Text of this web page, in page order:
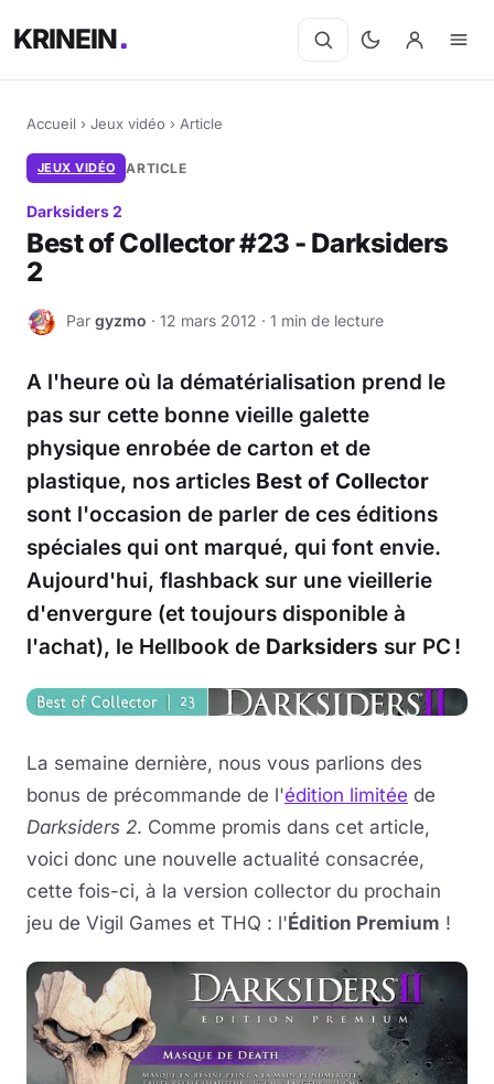
KRINEIN
Accueil › Jeux vidéo › Article
JEUX VIDÉO ARTICLE
Darksiders 2
Best of Collector #23 - Darksiders
2
G Par gyzmo · 12 mars 2012 · 1 min de lecture
A l'heure où la dématérialisation prend le
pas sur cette bonne vieille galette
physique enrobée de carton et de
plastique, nos articles Best of Collector
sont l'occasion de parler de ces éditions
spéciales qui ont marqué, qui font envie.
Aujourd'hui, flashback sur une vieillerie
d'envergure (et toujours disponible à
l'achat), le Hellbook de Darksiders sur PC !
La semaine dernière, nous vous parlions des
bonus de précommande de l'édition limitée de
Darksiders 2. Comme promis dans cet article,
voici donc une nouvelle actualité consacrée,
cette fois-ci, à la version collector du prochain
jeu de Vigil Games et THQ : l'Édition Premium !